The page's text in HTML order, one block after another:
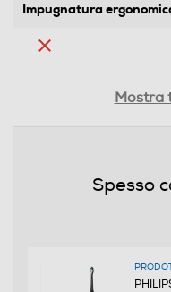
Impugnatura
Tecnologia pulizia denti
Mostra
Spesso